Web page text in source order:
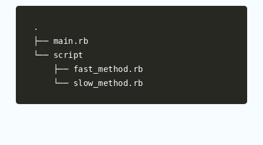
.
├── main .
└── script
├── fast_method . rb
└── slow_method . rb